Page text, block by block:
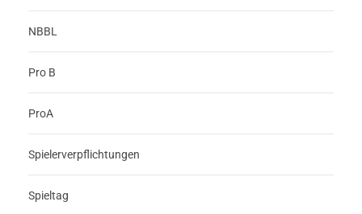
NBBL
Pro B
ProA
Spielerverpflichtungen
Spieltag